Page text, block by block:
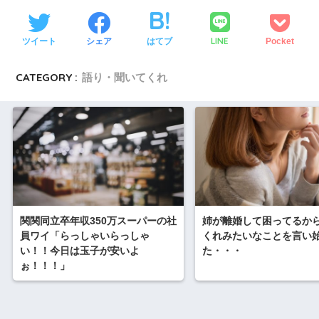
ツイート シェア はてブ LINE Pocket
CATEGORY : 語り・聞いてくれ
関関同立卒年収350万スーパーの社
員ワイ「らっしゃいらっしゃ
い！！今日は玉子が安いよ
ぉ！！！」
姉が離婚して困ってるか
くれみたいなことを言い
た・・・